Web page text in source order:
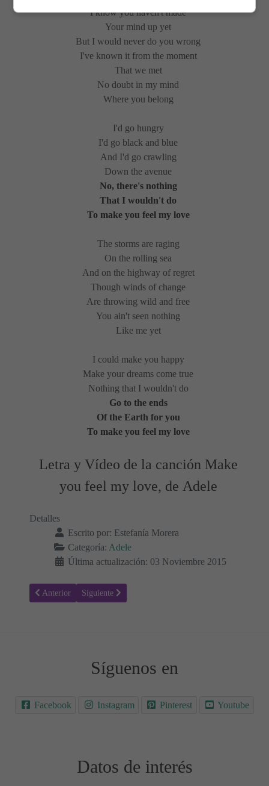
I know you haven't made
Your mind up yet
But I would never do you wrong
I've known it from the moment
That we met
No doubt in my mind
Where you belong
I'd go hungry
I'd go black and blue
And I'd go crawling
Down the avenue
No, there's nothing
That I wouldn't do
To make you feel my love
The storms are raging
On the rolling sea
And on the highway of regret
Though winds of change
Are throwing wild and free
You ain't seen nothing
Like me yet
I could make you happy
Make your dreams come true
Nothing that I wouldn't do
Go to the ends
Of the Earth for you
To make you feel my love
Letra y Vídeo de la canción Make
you feel my love, de Adele
Detalles
Escrito por: Estefanía Morera
Categoría: Adele
Última actualización: 03 Noviembre 2015
Artículo anterior: Hello - Adele, Letra y Vídeo de la Canción
Anterior Artículo siguiente: Skyfall - Adele, Letra y Vídeo de
Siguiente
Síguenos en
Facebook Instagram Pinterest Youtube
Datos de interés